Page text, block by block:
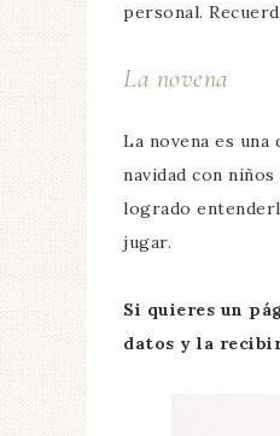
personal.
La novena
La novena es
navidad con
logrado
jugar.
Si quieres un
datos y la